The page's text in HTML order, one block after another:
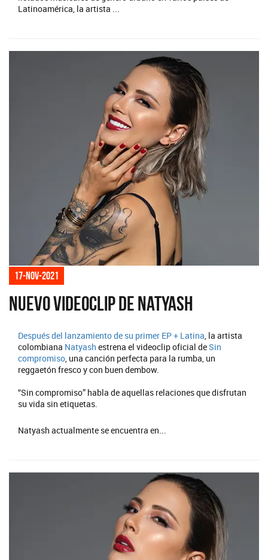
Latinoamérica, la artista ...
17-nov-2021
Nuevo videoclip de Natyash
Después del lanzamiento de su primer EP+ Latina , la artista
colombiana Natyash estrena el videoclip oficial deSin
compromiso , una canción perfecta para la rumba, un
reggaetón fresco y con buen dembow.
“Sin compromiso” habla de aquellas relaciones que disfrutan
su vida sin etiquetas.
Natyash actualmente se encuentra en...